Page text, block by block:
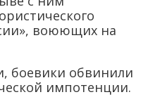
воюющих на
боевики обвинили
импотенции.